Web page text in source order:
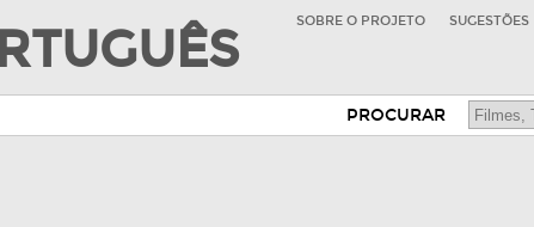
SOBRE O PROJETO SUGESTÕES
PROCURAR